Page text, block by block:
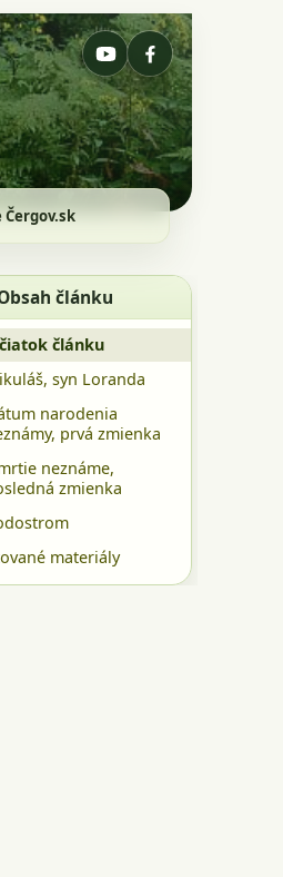
článku
článku
syn Loranda
narodenia
prvá zmienka
neznáme,
zmienka
materiály